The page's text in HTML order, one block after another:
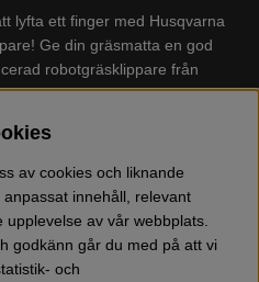
lyfta ett finger med Husqvarna
Ge din gräsmatta en god
robotgräsklippare från
Automower®för just din
tillbehör och reservdelar till
GARDENA. Vi säljer även
så som:
röjsåg, häcksax,
dammsugare, snöslunga,
mm. Välkommen till oss!
av cookies och liknande
innehåll, relevant
av vår webbplats.
godkänn går du med på att vi
och